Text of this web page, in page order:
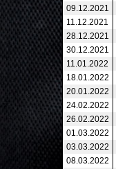
09.12.2021
11.12.2021
28.12.2021
30.12.2021
11.01.2022
18.01.2022
20.01.2022
24.02.2022
26.02.2022
01.03.2022
03.03.2022
08.03.2022